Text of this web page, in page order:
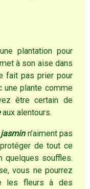
plantation pour
à son aise dans
fait pas prier pour
une plante comme
être certain de
aux alentours.
n’aiment pas
de tout ce
quelques souffles.
vous ne pourrez
les fleurs à des